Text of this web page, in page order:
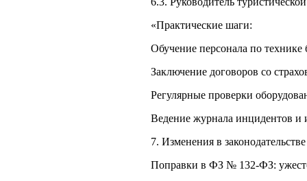
«Практические шаги:
Обучение персонала по технике
Заключение договоров со
Регулярные проверки
Ведение журнала инцидентов и
7. Изменения в
Поправки в ФЗ № 132‑ФЗ: